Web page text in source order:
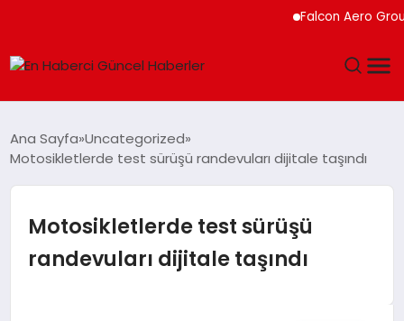
Falcon Aero Group,
SAĞLIK
TEKNOLOJI
Ana Sayfa Uncategorized
Motosikletlerde test sürüşü randevuları dijitale taşındı
Motosikletlerde test sürüşü
randevuları dijitale taşındı